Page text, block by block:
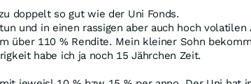
doppelt so gut wie der Uni Fonds.
und in einen rassigen aber auch hoch
über 110 % Rendite. Mein kleiner Sohn
habe ich ja noch 15 Jährchen Zeit.